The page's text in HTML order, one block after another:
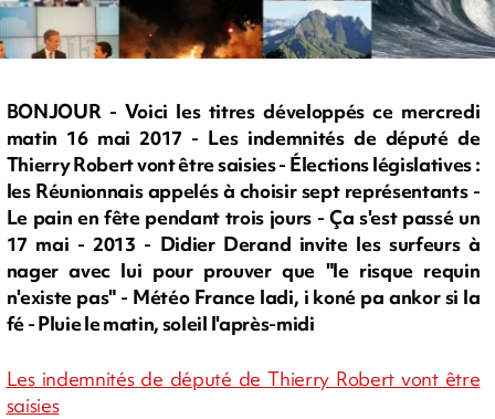
BONJOUR - Voici les titres développés ce mercredi
matin 16 mai 2017 - Les indemnités de député de
Thierry Robert vont être saisies - Élections législatives :
les Réunionnais appelés à choisir sept représentants -
Le pain en fête pendant trois jours - Ça s'est passé un
17 mai - 2013 - Didier Derand invite les surfeurs à
nager avec lui pour prouver que "le risque requin
n'existe pas" - Météo France ladi, i koné pa ankor si la
fé - Pluie le matin, soleil l'après-midi
Les indemnités de député de Thierry Robert vont être
saisies